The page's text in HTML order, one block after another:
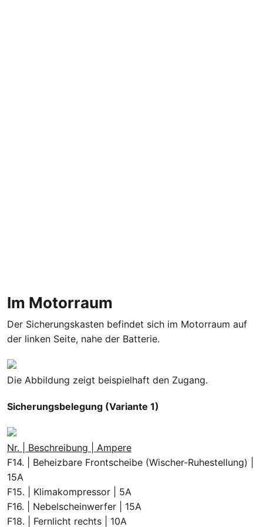
Im Motorraum
Der Sicherungskasten befindet sich im Motorraum auf
der linken Seite, nahe der Batterie.
Die Abbildung zeigt beispielhaft den Zugang.
Sicherungsbelegung (Variante 1)
Nr. | Beschreibung | Ampere
F14. | Beheizbare Frontscheibe (Wischer-Ruhestellung) |
15A
F15. | Klimakompressor | 5A
F16. | Nebelscheinwerfer | 15A
F18. | Fernlicht rechts | 10A